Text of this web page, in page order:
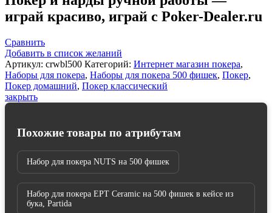
покера
Black
Crown
500
фишек
играй красиво, играй с Poker-Dealer.ru
Сравнить
Добавить в список желаний
Артикул: crwbl500 Категорий: Интернет магазин покера,
Наборы для покера, Наборы для покера 500 фишек, Покер,
Покер домашний, Покер классический
закрыть
Похожие товары по атрибутам
Набор для покера NUTS на 500 фишек
Набор для покера EPT Ceramic на 500 фишек в кейсе из
бука, Partida